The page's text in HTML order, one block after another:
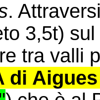
.
3,5t)
tra valli
di